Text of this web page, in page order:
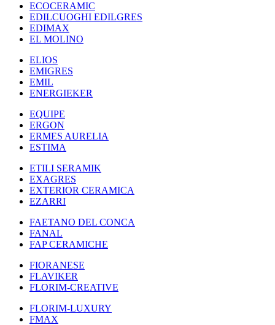
ECOCERAMIC
EDILCUOGHI EDILGRES
EDIMAX
EL MOLINO
ELIOS
EMIGRES
EMIL
ENERGIEKER
EQUIPE
ERGON
ERMES AURELIA
ESTIMA
ETILI SERAMIK
EXAGRES
EXTERIOR CERAMICA
EZARRI
FAETANO DEL CONCA
FANAL
FAP CERAMICHE
FIORANESE
FLAVIKER
FLORIM-CREATIVE
FLORIM-LUXURY
FMAX